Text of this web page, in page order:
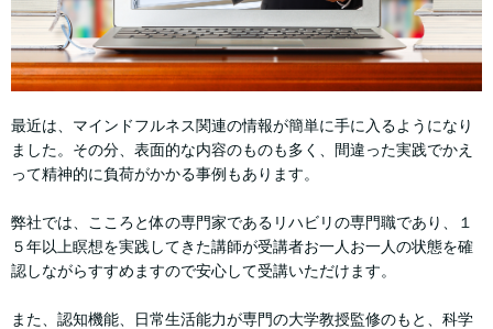
最近は、マインドフルネス関連の情報が簡単に手に入るようになり
ました。その分、表面的な内容のものも多く、間違った実践でかえ
って精神的に負荷がかかる事例もあります。
弊社では、こころと体の専門家であるリハビリの専門職であり、１
５年以上瞑想を実践してきた講師が受講者お一人お一人の状態を確
認しながらすすめますので安心して受講いただけます。
また、認知機能、日常生活能力が専門の大学教授監修のもと、科学